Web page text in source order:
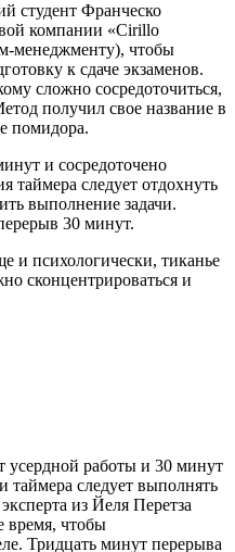
студент Франческо
компании «Cirillo
менеджменту), чтобы
к сдаче экзаменов.
сложно сосредоточиться,
получил свое название в
помидора.
и сосредоточено
таймера следует отдохнуть
выполнение задачи.
30 минут.
и психологически, тиканье
сконцентрироваться и
усердной работы и 30 минут
таймера следует выполнять
из Йеля Перетза
время, чтобы
Тридцать минут перерыва